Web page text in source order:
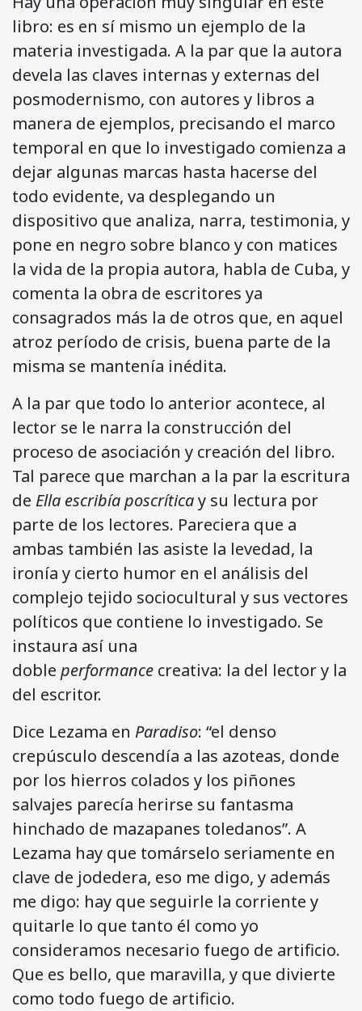
libro: es en sí mismo un ejemplo de la
materia investigada. A la par que la autora
devela las claves internas y externas del
posmodernismo, con autores y libros a
manera de ejemplos, precisando el marco
temporal en que lo investigado comienza a
dejar algunas marcas hasta hacerse del
todo evidente, va desplegando un
dispositivo que analiza, narra, testimonia, y
pone en negro sobre blanco y con matices
la vida de la propia autora, habla de Cuba, y
comenta la obra de escritores ya
consagrados más la de otros que, en aquel
atroz período de crisis, buena parte de la
misma se mantenía inédita.
A la par que todo lo anterior acontece, al
lector se le narra la construcción del
proceso de asociación y creación del libro.
Tal parece que marchan a la par la escritura
de Ella escribía poscríticay su lectura por
parte de los lectores. Pareciera que a
ambas también las asiste la levedad, la
ironía y cierto humor en el análisis del
complejo tejido sociocultural y sus vectores
políticos que contiene lo investigado. Se
instaura así una
doble performance creativa: la del lector y la
del escritor.
Dice Lezama en Paradiso: “el denso
crepúsculo descendía a las azoteas, donde
por los hierros colados y los piñones
salvajes parecía herirse su fantasma
hinchado de mazapanes toledanos”. A
Lezama hay que tomárselo seriamente en
clave de jodedera, eso me digo, y además
me digo: hay que seguirle la corriente y
quitarle lo que tanto él como yo
consideramos necesario fuego de artificio.
Que es bello, que maravilla, y que divierte
como todo fuego de artificio.